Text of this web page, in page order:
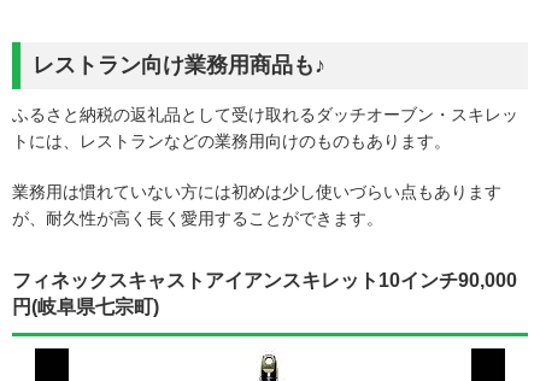
レストラン向け業務用商品も♪
ふるさと納税の返礼品として受け取れるダッチオーブン・スキレッ
トには、レストランなどの業務用向けのものもあります。
業務用は慣れていない方には初めは少し使いづらい点もあります
が、耐久性が高く長く愛用することができます。
フィネックスキャストアイアンスキレット10インチ90,000
円(岐阜県七宗町)